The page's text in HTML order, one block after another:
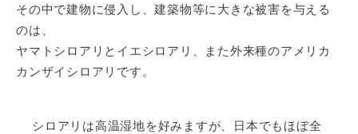
その中で建物に侵入し、建築物等に大きな被害を与える
のは、
ヤマトシロアリとイエシロアリ、また外来種のアメリカ
カンザイシロアリです。
シロアリは高温湿地を好みますが、日本でもほぼ全